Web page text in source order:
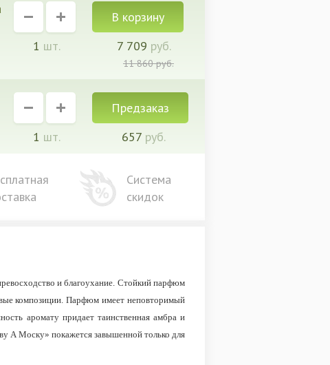
1 шт. 7 709 руб.
11 860руб.
1 шт.
Предзаказ
657 руб.
Система
скидок
и благоухание. Стойкий парфюм
композиции. Парфюм имеет неповторимый
аромату придает таинственная амбра и
А Моску» покажется завышенной только для